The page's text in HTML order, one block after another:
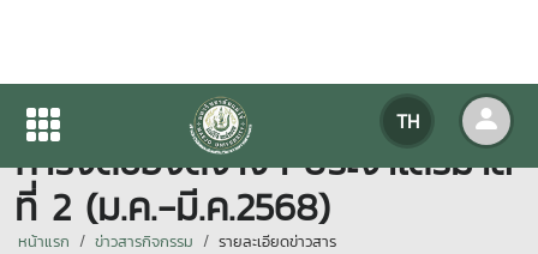
TH
ประกาศสำนักวิจัยฯ เรื่องผู้ชนะ
การจัดซื้อจัดจ้างฯ ประจำไตรมาส
ที่ 2 (ม.ค.-มี.ค.2568)
หน้าแรก ข่าวสารกิจกรรม รายละเอียดข่าวสาร